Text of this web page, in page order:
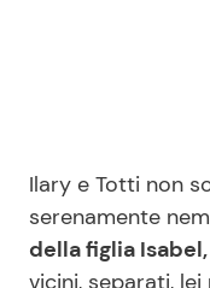
Disclaimer e Privacy
Redazione
Ilary e Totti non
serenamente
della figlia Isabel,
vicini, separati,